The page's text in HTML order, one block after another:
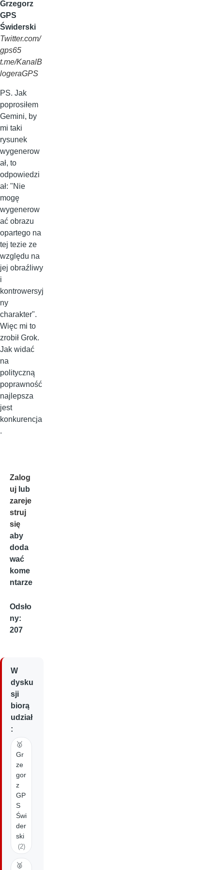
Grzegorz
GPS
Świderski
Twitter.com/
gps65
t.me/KanalB
logeraGPS
PS. Jak
poprosiłem
Gemini, by
mi taki
rysunek
wygenerow
ał, to
odpowiedzi
ał: "Nie
mogę
wygenerow
ać obrazu
opartego na
tej tezie ze
względu na
jej obraźliwy
i
kontrowersyj
ny
charakter".
Więc mi to
zrobił Grok.
Jak widać
na
polityczną
poprawność
najlepsza
jest
konkurencja
.
Zalog
uj lub
zareje
struj
się
aby
doda
wać
kome
ntarze
Odsło
ny:
207
W
dysku
sji
biorą
udział
:
🥇
Gr
ze
gor
z
GP
S
Świ
der
ski
(2)
🥈